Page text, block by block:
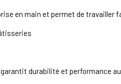
en main et permet de travailler
durabilité et performance